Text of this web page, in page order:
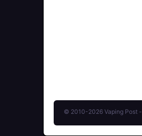
© 2010-2026 Vaping Post -